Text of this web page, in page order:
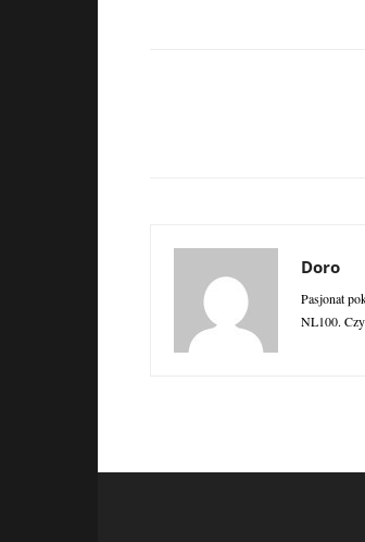
Doro
Pasjonat
NL100.